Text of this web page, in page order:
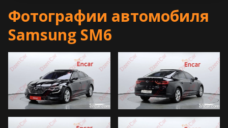
Фотографии автомобиля
Samsung SM6